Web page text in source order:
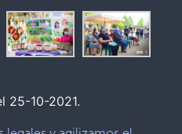
25-10-2021.